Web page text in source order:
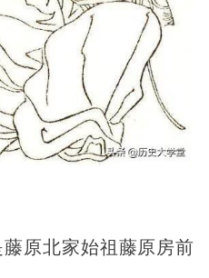
藤原北家始祖藤原房前